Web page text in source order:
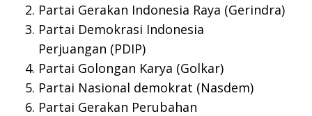
Partai Gerakan Indonesia Raya (Gerindra)
Partai Demokrasi Indonesia
Perjuangan (PDIP)
Partai Golongan Karya (Golkar)
Partai Nasional demokrat (Nasdem)
Partai Gerakan Perubahan